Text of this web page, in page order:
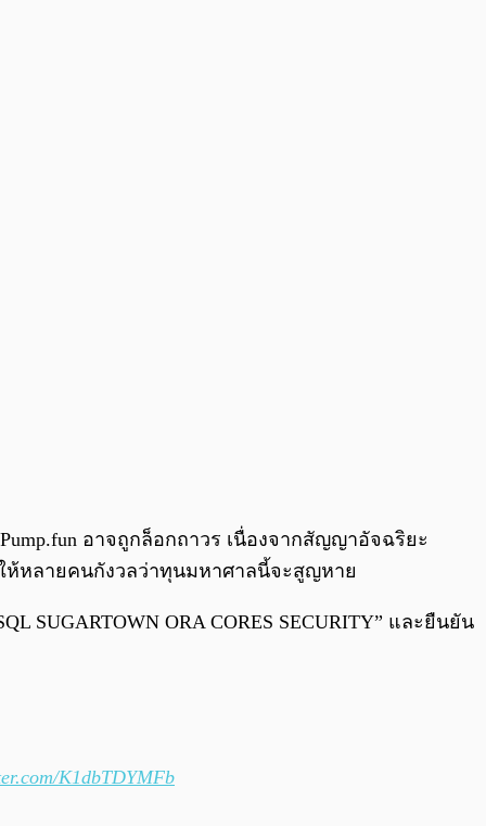
/ 0:00
อาจถูกล็อกถาวร เนื่องจากสัญญาอัจฉริยะ
ให้หลายคนกังวลว่าทุนมหาศาลนี้จะสูญหาย
SUGARTOWN ORA CORES SECURITY” และยืนยัน
K1dbTDYMFb